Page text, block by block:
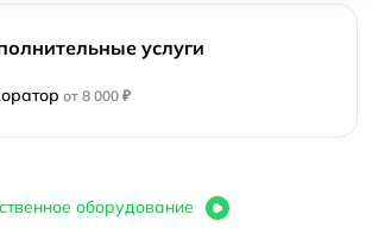
услуги
от 8 000 ₽
оборудование